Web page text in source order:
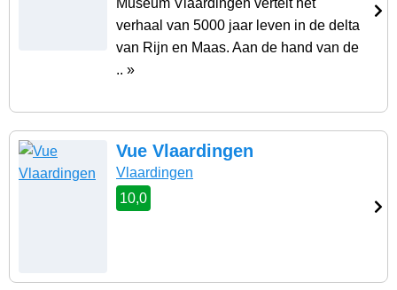
Museum Vlaardingen vertelt het
verhaal van 5000 jaar leven in de delta
van Rijn en Maas. Aan de hand van de
.. »
Vue Vlaardingen
Vlaardingen
10,0